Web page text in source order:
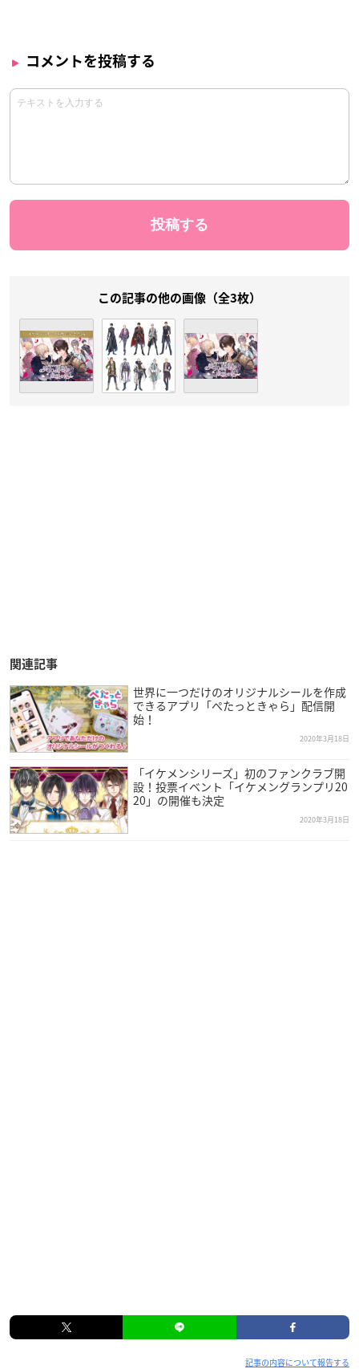
コメントを投稿する
この記事の他の画像（全3枚）
関連記事
世界に一つだけのオリジナルシールを作成
できるアプリ「ぺたっときゃら」配信開
始！
2020年3月18日
「イケメンシリーズ」初のファンクラブ開
設！投票イベント「イケメングランプリ20
20」の開催も決定
2020年3月18日
記事の内容について報告する